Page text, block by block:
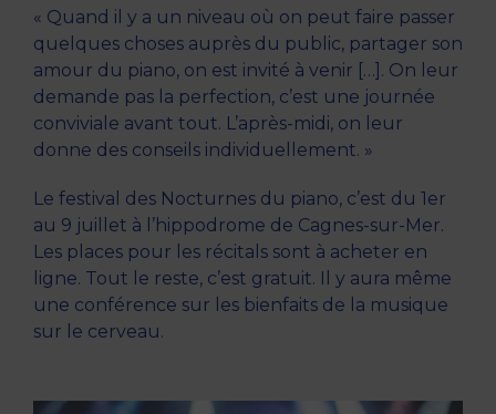
« Quand il y a un niveau où on peut faire passer
quelques choses auprès du public, partager son
amour du piano, on est invité à venir […]. On leur
demande pas la perfection, c’est une journée
conviviale avant tout. L’après-midi, on leur
donne des conseils individuellement. »
Le festival des Nocturnes du piano, c’est du 1er
au 9 juillet à l’hippodrome de Cagnes-sur-Mer.
Les places pour les récitals sont à acheter en
ligne. Tout le reste, c’est gratuit. Il y aura même
une conférence sur les bienfaits de la musique
sur le cerveau.